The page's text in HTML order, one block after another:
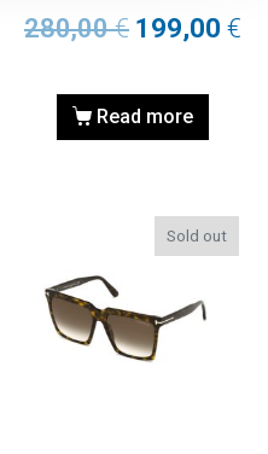
280,00€ 199,00 €
Read more
Sold out